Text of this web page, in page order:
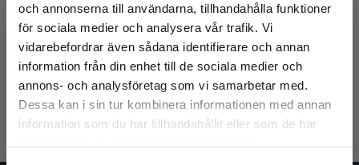
och annonserna till användarna, tillhandahålla funktioner
för sociala medier och analysera vår trafik. Vi
vidarebefordrar även sådana identifierare och annan
information från din enhet till de sociala medier och
annons- och analysföretag som vi samarbetar med.
Dessa kan i sin tur kombinera informationen med annan
information som du har tillhandahållit eller som de har
Begränsad fraktregion
Det verkar som att du besöker
studentlitteratur.se via en enhet utanför Sverige.
Social exkludering
Lindwall, J - Turner, R (red.)
349 krinkl. moms
Exkl. moms: 329 kr